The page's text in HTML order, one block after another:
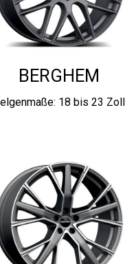
BERGHEM
18 bis 23 Zoll